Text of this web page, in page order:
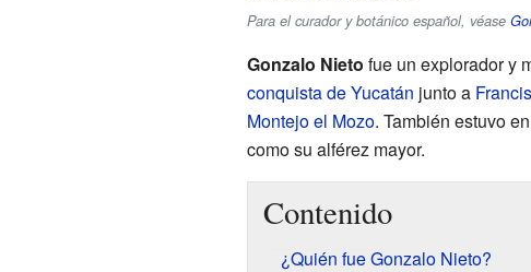
Para el curador y botánico español, véase
Gonzalo Nieto fue un explorador y
conquista de Yucatán junto a
Montejo el Mozo. También estuvo
como su alférez mayor.
Contenido
¿Quién fue Gonzalo Nieto?